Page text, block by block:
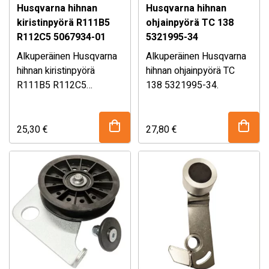
Husqvarna hihnan
kiristinpyörä R111B5
R112C5 5067934-01
Alkuperäinen Husqvarna
hihnan kiristinpyörä
R111B5 R112C5
111B5 sekä R 112C5
ajoruohonleikkureihin.
Katso sopivuustaulukko
alhaalta!
Mikäli olet epävarma
osan sopivuudesta,
kysy myymälästämme!
25,30€
Husqvarna hihnan
ohjainpyörä TC 138
5321995-34
Alkuperäinen Husqvarna
hihnan ohjainpyörä TC
138 5321995-34.
138 Traktorileikkuriin.
Katso sopivuustaulukko
alhaalta!
Mikäli olet epävarma
osan sopivuudesta,
kysy myymälästämme!
27,80€